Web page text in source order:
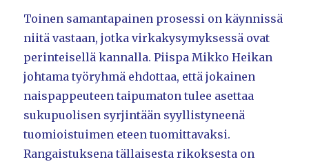
Toinen samantapainen prosessi on käynnissä
niitä vastaan, jotka virkakysymyksessä ovat
perinteisellä kannalla. Piispa Mikko Heikan
johtama työryhmä ehdottaa, että jokainen
naispappeuteen taipumaton tulee asettaa
sukupuolisen syrjintään syyllistyneenä
tuomioistuimen eteen tuomittavaksi.
Rangaistuksena tällaisesta rikoksesta on